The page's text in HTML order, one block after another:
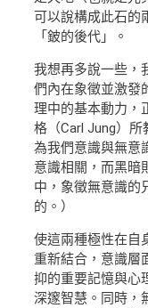
可以說構成此石的
「鈹的後代」。
我想再多說一些，
們內在象徵並激發
理中的基本動力，
格（Carl Jung）
為我們意識與無意
意識相關，而黑暗
中，象徵無意識
的。）
使這兩種極性在自
重新結合，意識層
抑的重要記憶與心
深邃智慧。同時，